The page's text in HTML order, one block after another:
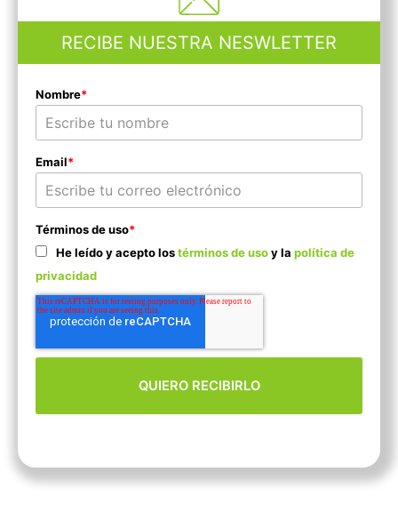
RECIBE NUESTRA NESWLETTER
Nombre*
Email*
Términos de uso*
He leído y acepto lostérminos de usoy la política de
privacidad